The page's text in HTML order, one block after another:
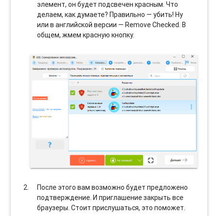
элемент, он будет подсвечен красным. Что
делаем, как думаете? Правильно — убить! Ну
или в английской версии — Remove Checked. В
общем, жмем красную кнопку.
После этого вам возможно будет предложено
подтверждение. И приглашение закрыть все
браузеры. Стоит прислушаться, это поможет.